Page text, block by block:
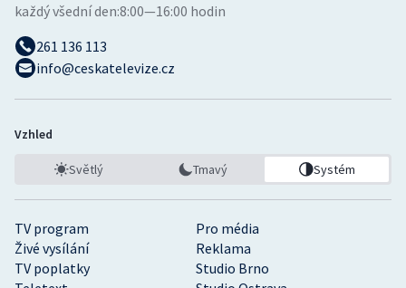
TV program
Pro média
Živé vysílání
Reklama
TV poplatky
Studio Brno
každý všední den:8:00—16:00 hodin
261 136 113
info@ceskatelevize.cz
Vzhled
Světlý Tmavý Systém